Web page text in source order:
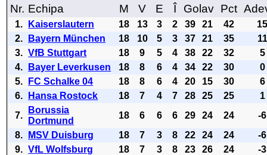
Nr. Echipa M V E Î Golav Pct
1. Kaiserslautern 18 13 3 2 39 21 42
2.
Bayern München 18 10 5 3 37 21 35
11
3. VfB Stuttgart 18 9 5 4 38 22 32
5
4.
Bayer Leverkusen 18 8 6 4 34 22 30
0
5.
FC Schalke 04 18 8 6 4 20 15 30
6
6.
Hansa Rostock 18 7 4 7 28 25 25
1
7.
Borussia
Dortmund
18 6 6 6 29 24 24
-6
8.
MSV Duisburg 18 7 3 8 22 24 24
-6
9. VfL Wolfsburg 18 7 3 8 23 26 24
-3